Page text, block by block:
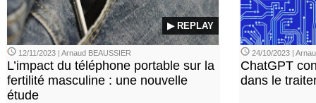
▶ REPLAY
12/11/2023 | Arnaud BEAUSSIER
L’impact du téléphone portable sur la
fertilité masculine : une nouvelle
étude
24/10/2023 |
ChatGPT
dans le